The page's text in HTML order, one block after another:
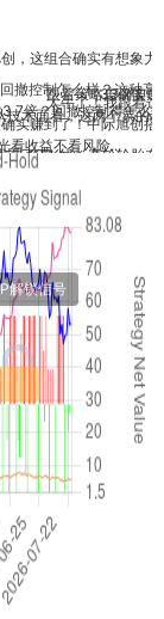
制怎么样？这种高收益策
K线，赛轮轮胎在布林
太牛了！我跟着这个策
不看风险...
跟着策略走确实赚了，
看，这两个票的动量指
到了！中际旭创搭上AI快
33.7倍？回测数
回撤控制得怎么样？这
？能...
组合确实有想象力！跟了